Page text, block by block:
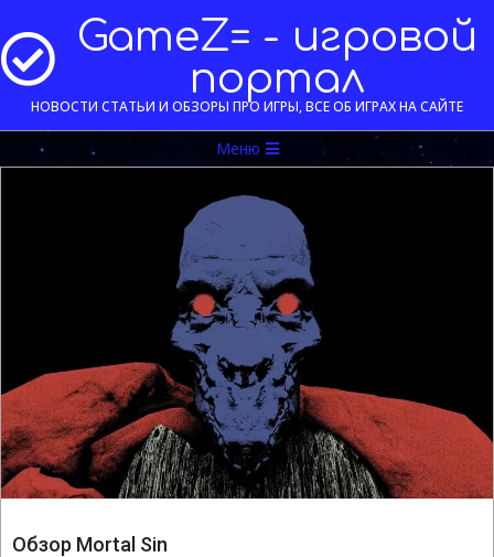
содержимомуGameZ= - игровой
портал
НОВОСТИ СТАТЬИ И ОБЗОРЫ ПРО ИГРЫ, ВСЕ ОБ ИГРАХ НА САЙТЕ
навигации
Меню
Обзор Mortal Sin